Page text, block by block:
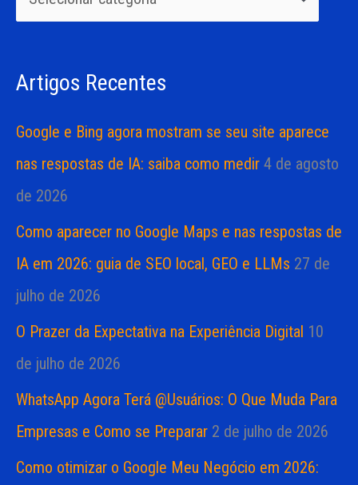
i
a
r
o
sArtigos Recentes
Google e Bing agora mostram se seu site aparece
nas respostas de IA: saiba como medir 4 de agosto
de 2026
Como aparecer no Google Maps e nas respostas de
IA em 2026: guia de SEO local, GEO e LLMs 27 de
julho de 2026
O Prazer da Expectativa na Experiência Digital 10
de julho de 2026
WhatsApp Agora Terá @Usuários: O Que Muda Para
Empresas e Como se Preparar 2 de julho de 2026
Como otimizar o Google Meu Negócio em 2026: